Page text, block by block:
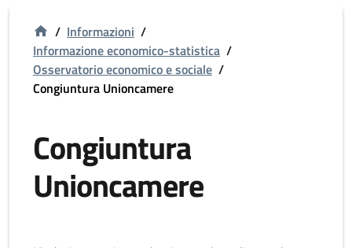
/ Informazioni /
Informazione economico-statistica /
Osservatorio economico e sociale /
Congiuntura Unioncamere
Congiuntura
Unioncamere